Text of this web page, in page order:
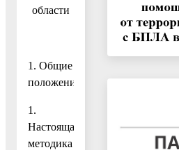
области
1. Общие
положения
1.
Настоящая
методика